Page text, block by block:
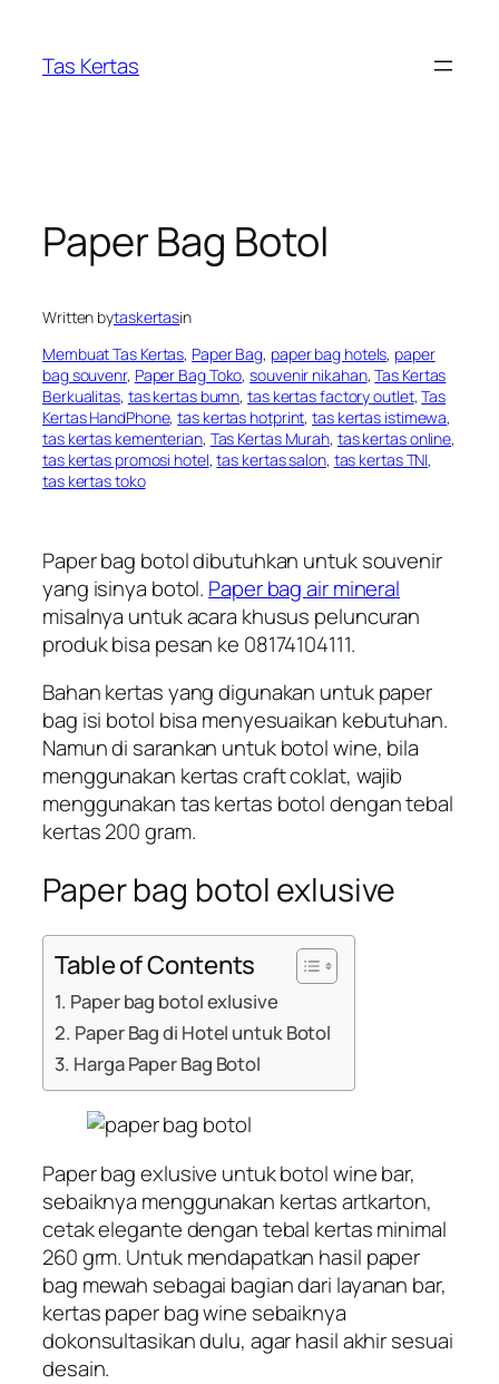
content
Tas Kertas
Paper Bag Botol
Written bytaskertasin
Membuat Tas Kertas, Paper Bag, paper bag hotels, paper
bag souvenr, Paper Bag Toko, souvenir nikahan, Tas Kertas
Berkualitas, tas kertas bumn, tas kertas factory outlet, Tas
Kertas HandPhone, tas kertas hotprint, tas kertas istimewa
tas kertas kementerian, Tas Kertas Murah, tas kertas online
tas kertas promosi hotel, tas kertas salon, tas kertas TNI
tas kertas toko
Paper bag botol dibutuhkan untuk souvenir
yang isinya botol. Paper bag air mineral
misalnya untuk acara khusus peluncuran
produk bisa pesan ke 08174104111.
Bahan kertas yang digunakan untuk paper
bag isi botol bisa menyesuaikan kebutuhan.
Namun di sarankan untuk botol wine, bila
menggunakan kertas craft coklat, wajib
menggunakan tas kertas botol dengan tebal
kertas 200 gram.
Paper bag botol exlusive
Table of Contents
Paper bag botol exlusive
Paper Bag di Hotel untuk Botol
Harga Paper Bag Botol
Paper bag exlusive untuk botol wine bar,
sebaiknya menggunakan kertas artkarton,
cetak elegante dengan tebal kertas minimal
260 grm. Untuk mendapatkan hasil paper
bag mewah sebagai bagian dari layanan bar,
kertas paper bag wine sebaiknya
dokonsultasikan dulu, agar hasil akhir sesuai
desain.